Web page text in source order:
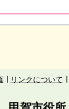
リンクについて